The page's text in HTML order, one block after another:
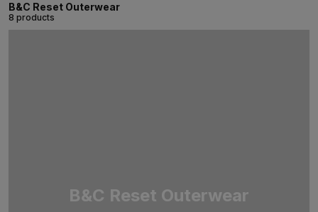
B&C Reset Outerwear
8 products
B&C Reset Outerwear